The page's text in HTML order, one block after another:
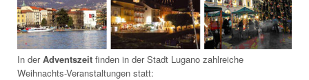
In derAdventszeit finden in der Stadt Lugano zahlreiche
Weihnachts-Veranstaltungen statt: